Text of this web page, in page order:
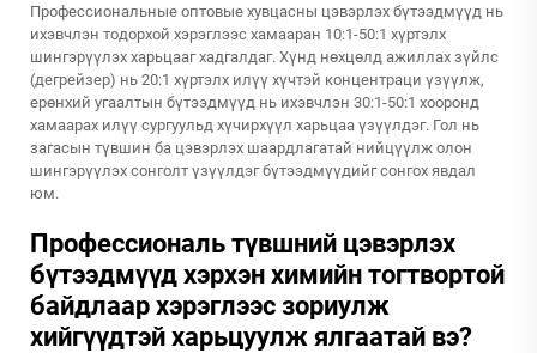
Профессиональные оптовые хувцасны цэвэрлэх бүтээдмүүд нь
ихэвчлэн тодорхой хэрэглээс хамааран 10:1-50:1 хүртэлх
шингэрүүлэх харьцааг хадгалдаг. Хүнд нөхцөлд ажиллах зүйлс
(дегрейзер) нь 20:1 хүртэлх илүү хүчтэй концентраци үзүүлж,
ерөнхий угаалтын бүтээдмүүд нь ихэвчлэн 30:1-50:1 хооронд
хамаарах илүү сургуульд хүчирхүүл харьцаа үзүүлдэг. Гол нь
загасын түвшин ба цэвэрлэх шаардлагатай нийцүүлж олон
шингэрүүлэх сонголт үзүүлдэг бүтээдмүүдийг сонгох явдал
юм.
Профессиональ түвшний цэвэрлэх
бүтээдмүүд хэрхэн химийн тогтвортой
байдлаар хэрэглээс зориулж
хийгүүдтэй харьцуулж ялгаатай вэ?